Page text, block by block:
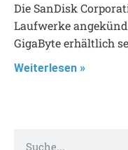
Die SanDisk
Laufwerke
GigaByte erhältlich
Weiterlesen »